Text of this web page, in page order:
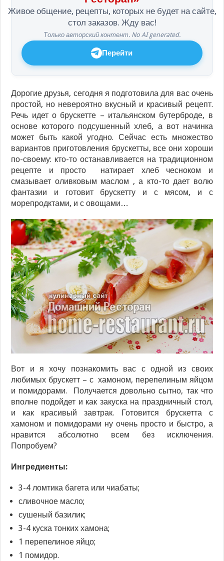
Живое общение, рецепты, которых не будет на сайте,
стол заказов. Жду вас!
Только авторский контент. No AI generated.
Перейти
Дорогие друзья, сегодня я подготовила для вас очень
простой, но невероятно вкусный и красивый рецепт.
Речь идет о брускетте – итальянском бутерброде, в
основе которого подсушенный хлеб, а вот начинка
может быть какой угодно. Сейчас есть множество
вариантов приготовления брускетты, все они хороши
по-своему: кто-то останавливается на традиционном
рецепте и просто натирает хлеб чесноком и
смазывает оливковым маслом , а кто-то дает волю
фантазии и готовит брускетту и с мясом, и с
морепродктами, и с овощами…
Вот и я хочу познакомить вас с одной из своих
любимых брускетт – с хамоном, перепелиным яйцом
и помидорами. Получается довольно сытно, так что
вполне подойдет и как закуска на праздничный стол,
и как красивый завтрак. Готовится брускетта с
хамоном и помидорами ну очень просто и быстро, а
нравится абсолютно всем без исключения.
Попробуем?
Ингредиенты:
3-4 ломтика багета или чиабаты;
сливочное масло;
сушеный базилик;
3-4 куска тонких хамона;
1 перепелиное яйцо;
1 помидор.